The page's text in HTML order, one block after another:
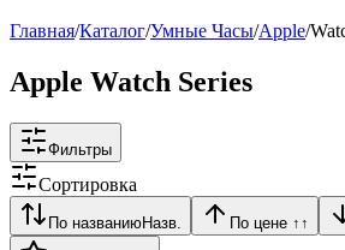
Главная/Каталог/Умные Часы/Apple/
Apple Watch Series
Фильтры
Сортировка
По названиюНазв. По цене ↑ ↑